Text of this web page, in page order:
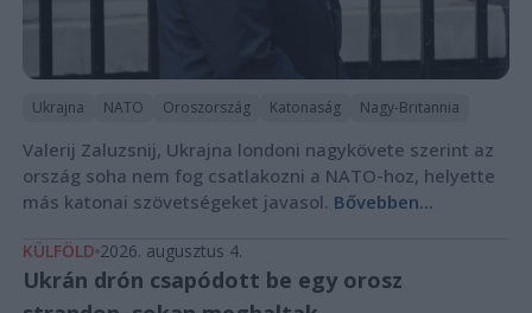
Ukrajna NATO Oroszország Katonaság Nagy-Britannia
Valerij Zaluzsnij, Ukrajna londoni nagykövete szerint az
ország soha nem fog csatlakozni a NATO-hoz, helyette
más katonai szövetségeket javasol. Bővebben...
KÜLFÖLD 2026. augusztus 4.
Ukrán drón csapódott be egy orosz